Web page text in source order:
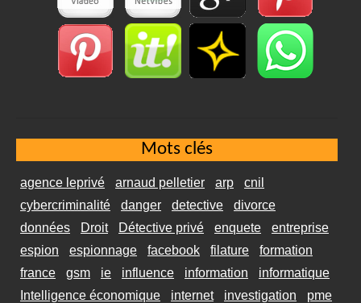
Mots clés
agence leprivé arnaud pelletier arp
cnil
cybercriminalité
danger detective
divorce
données
Droit Détective privé enquete
entreprise
espion
espionnage facebook filature
formation
france
gsm ie influence information
informatique
Intelligence économique
internet investigation
pme